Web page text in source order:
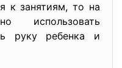
к занятиям, то на
использовать
руку ребенка и